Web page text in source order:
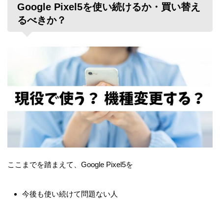
Google Pixel5を使い続けるか・買い替え
るべきか？
ここまでを踏まえて、Google Pixel5を
今後も使い続けて問題ない人